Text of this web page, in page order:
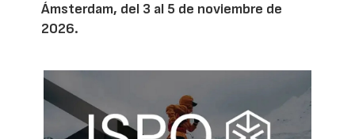
Ámsterdam, del 3 al 5 de noviembre de
2026.